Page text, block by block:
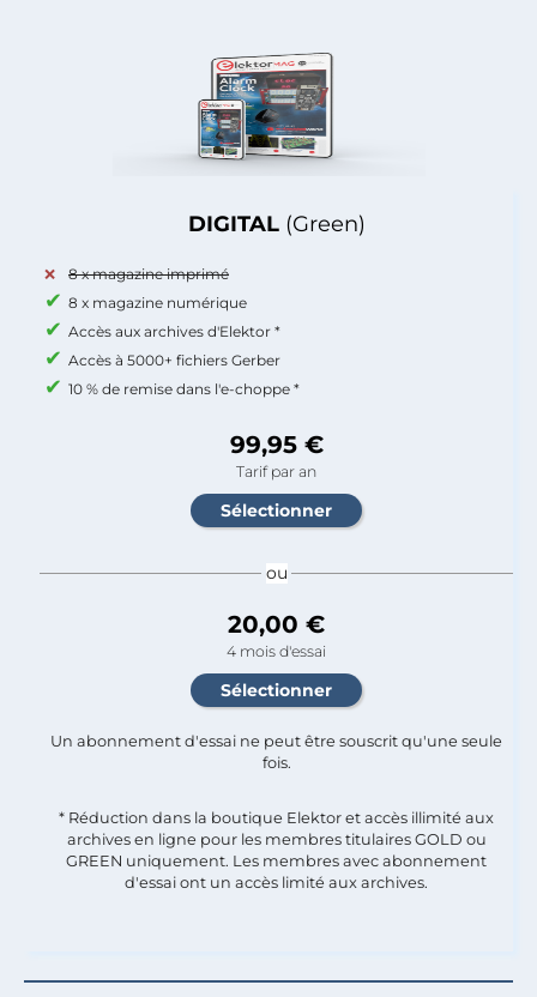
DIGITAL (Green)
8 x magazine imprimé
8 x magazine numérique
Accès aux archives d'Elektor *
Accès à 5000+ fichiers Gerber
10 % de remise dans l'e-choppe *
99,95 €
Tarif par an
ou
20,00 €
4 mois d'essai
Un abonnement d'essai ne peut être souscrit qu'une seule
fois.​
* Réduction dans la boutique Elektor et accès illimité aux
archives en ligne pour les membres titulaires GOLD ou
GREEN uniquement. Les membres avec abonnement
d'essai ont un accès limité aux archives.